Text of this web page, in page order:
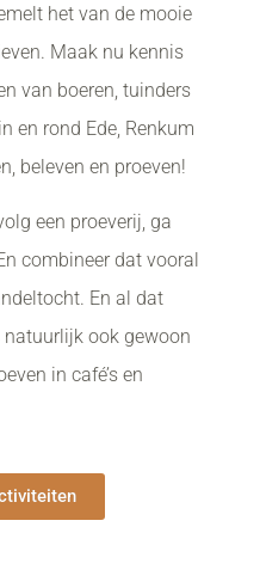
het van de mooie
Maak nu kennis
van boeren, tuinders
en rond Ede, Renkum
beleven en proeven!
een proeverij, ga
combineer dat vooral
En al dat
natuurlijk ook gewoon
in café’s en